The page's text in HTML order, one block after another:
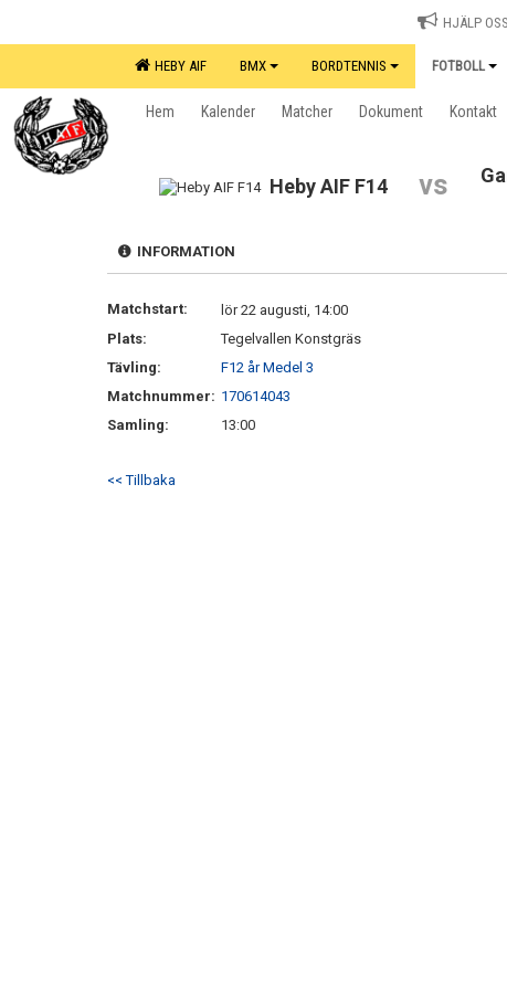
HJÄLP
HEBY AIF BMX BORDTENNIS FOTBOLL
Hem Kalender Matcher Dokument Kontakt
Heby AIF F14 vs
INFORMATION
Matchstart:
lör 22 augusti, 14:00
Plats:
Tegelvallen Konstgräs
Tävling:
F12 år Medel 3
Matchnummer: 170614043
Samling:
13:00
<< Tillbaka